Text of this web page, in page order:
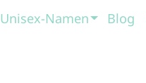
Unisex-Namen Blog